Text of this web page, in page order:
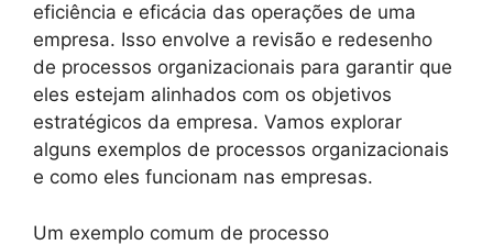
eficiência e eficácia das operações de uma
empresa. Isso envolve a revisão e redesenho
de processos organizacionais para garantir que
eles estejam alinhados com os objetivos
estratégicos da empresa. Vamos explorar
alguns exemplos de processos organizacionais
e como eles funcionam nas empresas.
Um exemplo comum de processo